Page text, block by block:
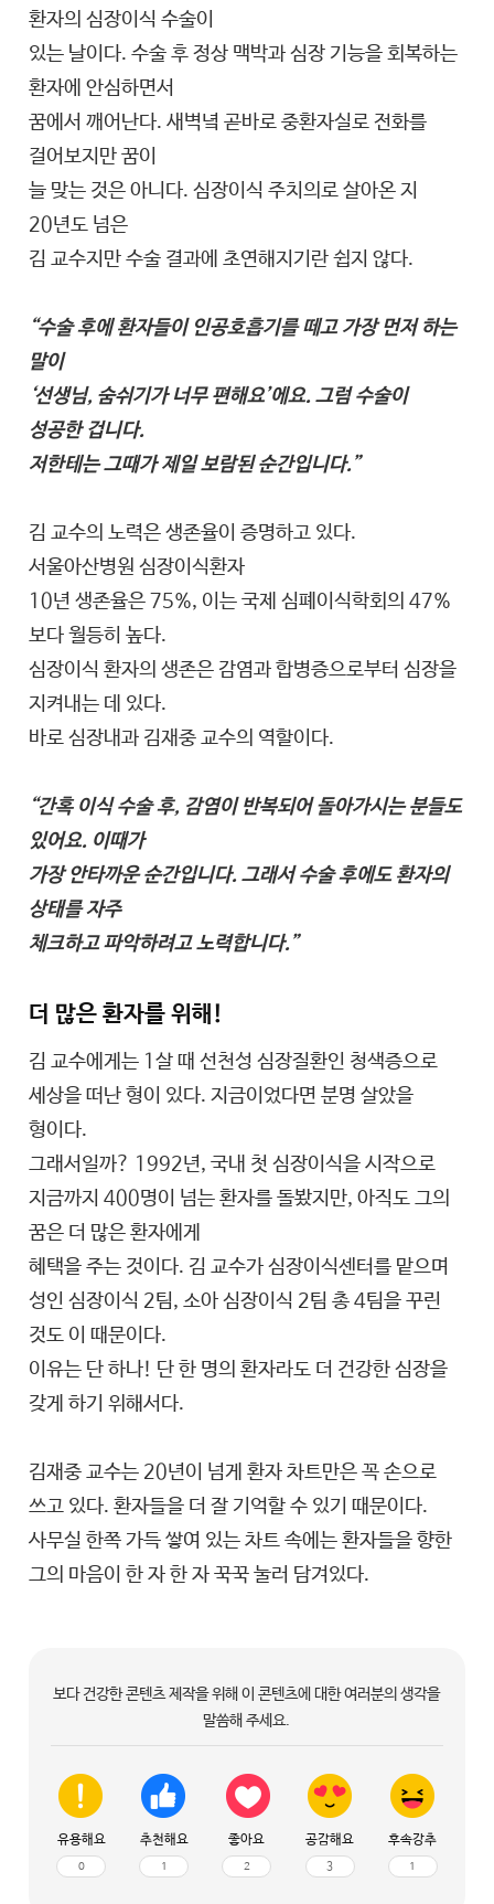
환자의 심장이식 수술이
있는 날이다. 수술 후 정상 맥박과 심장 기능을 회복하는
환자에 안심하면서
꿈에서 깨어난다. 새벽녘 곧바로 중환자실로 전화를
걸어보지만 꿈이
늘 맞는 것은 아니다. 심장이식 주치의로 살아온 지
20년도 넘은
김 교수지만 수술 결과에 초연해지기란 쉽지 않다.
“수술 후에 환자들이 인공호흡기를 떼고 가장 먼저 하는
말이
‘선생님, 숨쉬기가 너무 편해요’에요. 그럼 수술이
성공한 겁니다.
저한테는 그때가 제일 보람된 순간입니다.”
김 교수의 노력은 생존율이 증명하고 있다.
서울아산병원 심장이식환자
10년 생존율은 75%, 이는 국제 심폐이식학회의 47%
보다 월등히 높다.
심장이식 환자의 생존은 감염과 합병증으로부터 심장을
지켜내는 데 있다.
바로 심장내과 김재중 교수의 역할이다.
“간혹 이식 수술 후, 감염이 반복되어 돌아가시는 분들도
있어요. 이때가
가장 안타까운 순간입니다. 그래서 수술 후에도 환자의
상태를 자주
체크하고 파악하려고 노력합니다.”
더 많은 환자를 위해!
김 교수에게는 1살 때 선천성 심장질환인 청색증으로
세상을 떠난 형이 있다. 지금이었다면 분명 살았을
형이다.
그래서일까? 1992년, 국내 첫 심장이식을 시작으로
지금까지 400명이 넘는 환자를 돌봤지만, 아직도 그의
꿈은 더 많은 환자에게
혜택을 주는 것이다. 김 교수가 심장이식센터를 맡으며
성인 심장이식 2팀, 소아 심장이식 2팀 총 4팀을 꾸린
것도 이 때문이다.
이유는 단 하나! 단 한 명의 환자라도 더 건강한 심장을
갖게 하기 위해서다.
김재중 교수는 20년이 넘게 환자 차트만은 꼭 손으로
쓰고 있다. 환자들을 더 잘 기억할 수 있기 때문이다.
사무실 한쪽 가득 쌓여 있는 차트 속에는 환자들을 향한
그의 마음이 한 자 한 자 꾹꾹 눌러 담겨있다.
보다 건강한 콘텐츠 제작을 위해 이 콘텐츠에 대한 여러분의 생각을
말씀해 주세요.
유용해요
0
추천해요
1
좋아요
2
공감해요
3
후속강추
1